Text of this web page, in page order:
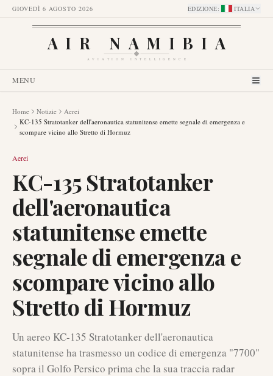
GIOVEDÌ 6 AGOSTO 2026 EDIZIONE: ITALIA
AIR NAMIBIA
AVIATION INTELLIGENCE
MENU
Home Notizie
Aerei
KC-135 Stratotanker dell'aeronautica statunitense emette segnale di emergenza e
scompare vicino allo Stretto di Hormuz
Aerei
KC-135 Stratotanker
dell'aeronautica
statunitense emette
segnale di emergenza e
scompare vicino allo
Stretto di Hormuz
Un aereo KC-135 Stratotanker dell'aeronautica
statunitense ha trasmesso un codice di emergenza "7700"
sopra il Golfo Persico prima che la sua traccia radar